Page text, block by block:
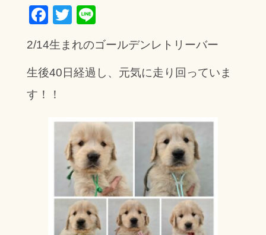
F
ac
e
b
o
T
wi
tt
er
Li
ne
2/14生まれのゴールデンレトリーバー
生後40日経過し、元気に走り回っていま
す！！